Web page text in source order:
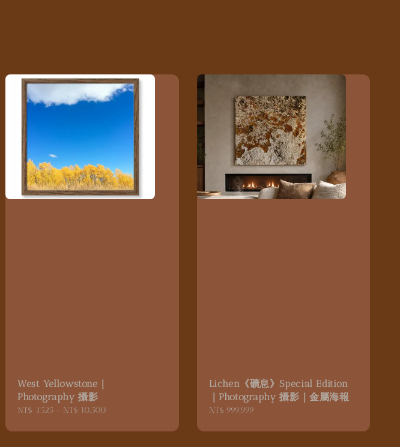
West Yellowstone｜
Photography 攝影
Regular
NT$ 3,525 NT$ 10,500
Lichen《礦息》Special Edition
｜Photography 攝影｜金屬海報
Regular
NT$ 999,999